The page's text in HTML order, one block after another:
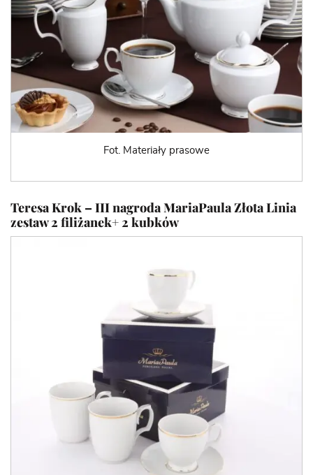
Fot. Materiały prasowe
Teresa Krok – III nagroda MariaPaula Złota Linia
zestaw2 filiżanek+ 2 kubków